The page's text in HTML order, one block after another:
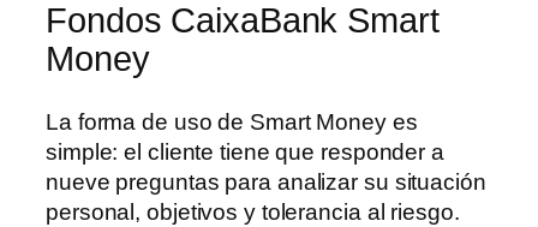
Fondos CaixaBank Smart
Money
La forma de uso de Smart Money es
simple: el cliente tiene que responder a
nueve preguntas para analizar su situación
personal, objetivos y tolerancia al riesgo.